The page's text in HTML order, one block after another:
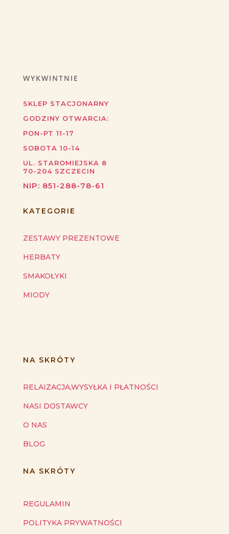
WYKWINTNIE
SKLEP STACJONARNY
GODZINY OTWARCIA:
PON-PT 11-17
SOBOTA 10-14
UL. STAROMIEJSKA 8
70-204 SZCZECIN
NIP: 851-288-78-61
KATEGORIE
ZESTAWY PREZENTOWE
HERBATY
SMAKOŁYKI
MIODY
NA SKRÓTY
RELAIZACJA,WYSYŁKA I PŁATNOŚCI
NASI DOSTAWCY
O NAS
BLOG
NA SKRÓTY
REGULAMIN
POLITYKA PRYWATNOŚCI